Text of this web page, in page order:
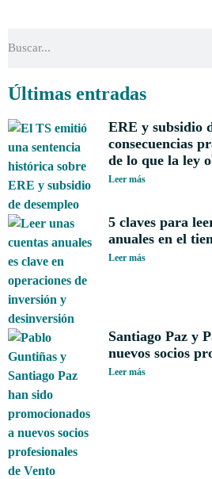
Últimas entradas
ERE y subsidio
consecuencias
de lo que la ley
Leer más
5 claves para
anuales en el
Leer más
Santiago Paz y
nuevos socios
Leer más